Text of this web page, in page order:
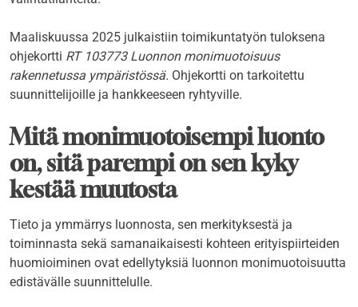
Maaliskuussa 2025 julkaistiin toimikuntatyön tuloksena
ohjekortti RT 103773 Luonnon monimuotoisuus
rakennetussa ympäristössä. Ohjekortti on tarkoitettu
suunnittelijoille ja hankkeeseen ryhtyville.
Mitä monimuotoisempi luonto
on, sitä parempi on sen kyky
kestää muutosta
Tieto ja ymmärrys luonnosta, sen merkityksestä ja
toiminnasta sekä samanaikaisesti kohteen erityispiirteiden
huomioiminen ovat edellytyksiä luonnon monimuotoisuutta
edistävälle suunnittelulle.